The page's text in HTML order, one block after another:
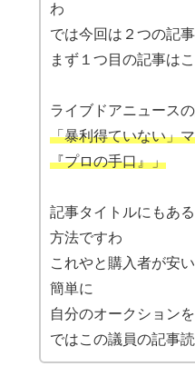
わ
では今回は２つの記
まず１つ目の記事は
ライブドアニュース
「暴利得ていない」
『プロの手口』」
記事タイトルにもあ
方法ですわ
これやと購入者が安
簡単に
自分のオークション
ではこの議員の記事